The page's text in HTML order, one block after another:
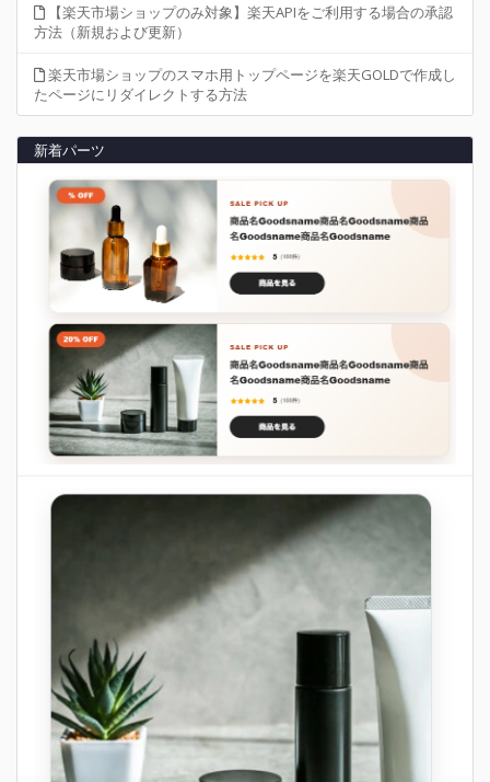
【楽天市場ショップのみ対象】楽天APIをご利用する場合の承認
方法（新規および更新）
楽天市場ショップのスマホ用トップページを楽天GOLDで作成し
たページにリダイレクトする方法
新着パーツ